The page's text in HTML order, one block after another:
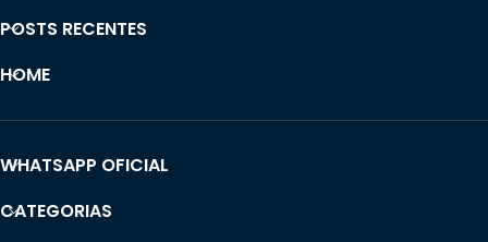
POSTS RECENTES
HOME
WHATSAPP OFICIAL
CATEGORIAS